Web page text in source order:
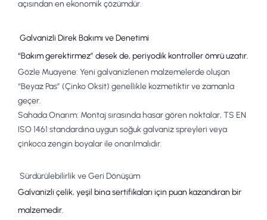
açısından en ekonomik çözümdür.
Galvanizli Direk Bakımı ve Denetimi
“Bakım gerektirmez” desek de, periyodik kontroller ömrü uzatır.
Gözle Muayene: Yeni galvanizlenen malzemelerde oluşan
“Beyaz Pas” (Çinko Oksit) genellikle kozmetiktir ve zamanla
geçer.
Sahada Onarım: Montaj sırasında hasar gören noktalar, TS EN
ISO 1461 standardına uygun soğuk galvaniz spreyleri veya
çinkoca zengin boyalar ile onarılmalıdır.
Sürdürülebilirlik ve Geri Dönüşüm
Galvanizli çelik, yeşil bina sertifikaları için puan kazandıran bir
malzemedir.